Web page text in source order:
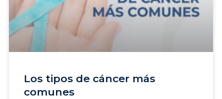
Los tipos de cáncer más
comunes